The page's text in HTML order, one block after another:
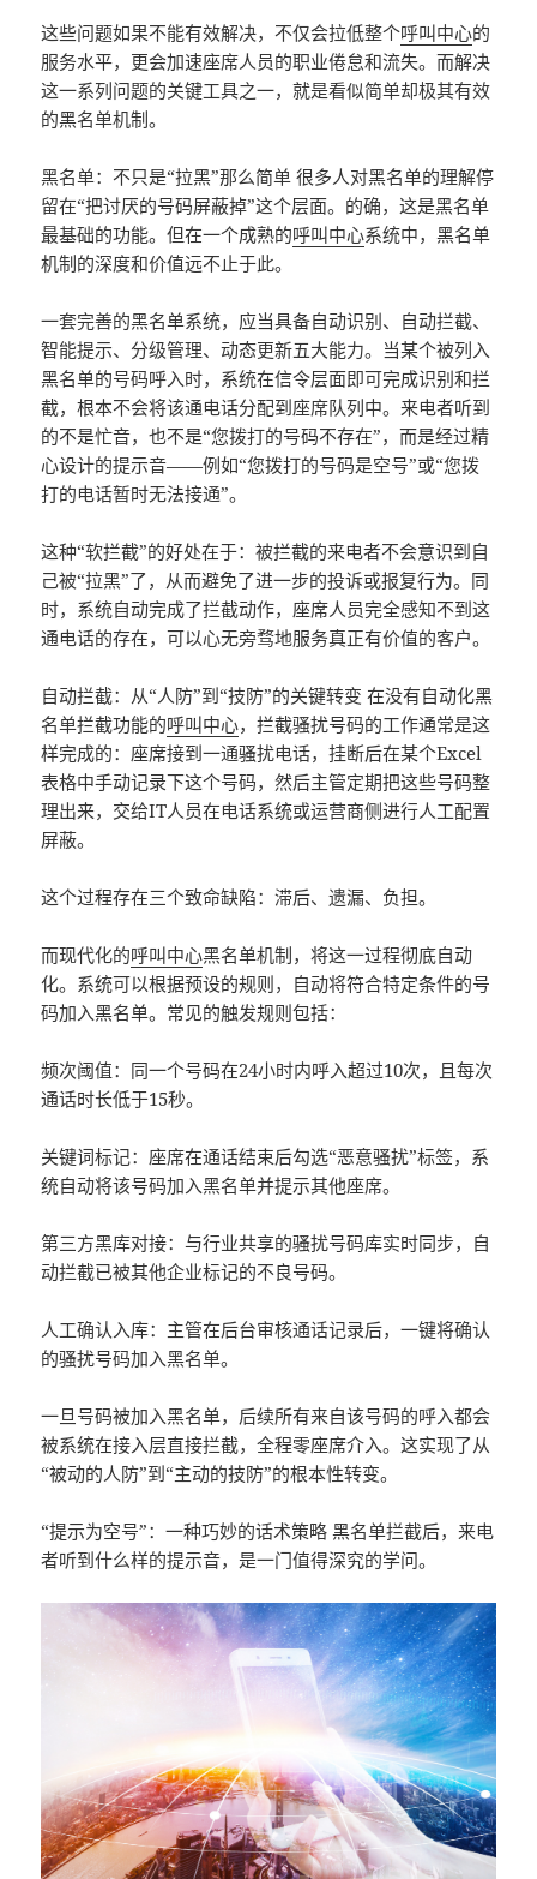
这些问题如果不能有效解决，不仅会拉低整个呼叫中心的
服务水平，更会加速座席人员的职业倦怠和流失。而解决
这一系列问题的关键工具之一，就是看似简单却极其有效
的黑名单机制。
黑名单：不只是“拉黑”那么简单 很多人对黑名单的理解停
留在“把讨厌的号码屏蔽掉”这个层面。的确，这是黑名单
最基础的功能。但在一个成熟的呼叫中心系统中，黑名单
机制的深度和价值远不止于此。
一套完善的黑名单系统，应当具备自动识别、自动拦截、
智能提示、分级管理、动态更新五大能力。当某个被列入
黑名单的号码呼入时，系统在信令层面即可完成识别和拦
截，根本不会将该通电话分配到座席队列中。来电者听到
的不是忙音，也不是“您拨打的号码不存在”，而是经过精
心设计的提示音——例如“您拨打的号码是空号”或“您拨
打的电话暂时无法接通”。
这种“软拦截”的好处在于：被拦截的来电者不会意识到自
己被“拉黑”了，从而避免了进一步的投诉或报复行为。同
时，系统自动完成了拦截动作，座席人员完全感知不到这
通电话的存在，可以心无旁骛地服务真正有价值的客户。
自动拦截：从“人防”到“技防”的关键转变 在没有自动化黑
名单拦截功能的呼叫中心，拦截骚扰号码的工作通常是这
样完成的：座席接到一通骚扰电话，挂断后在某个Excel
表格中手动记录下这个号码，然后主管定期把这些号码整
理出来，交给IT人员在电话系统或运营商侧进行人工配置
屏蔽。
这个过程存在三个致命缺陷：滞后、遗漏、负担。
而现代化的呼叫中心黑名单机制，将这一过程彻底自动
化。系统可以根据预设的规则，自动将符合特定条件的号
码加入黑名单。常见的触发规则包括：
频次阈值：同一个号码在24小时内呼入超过10次，且每次
通话时长低于15秒。
关键词标记：座席在通话结束后勾选“恶意骚扰”标签，系
统自动将该号码加入黑名单并提示其他座席。
第三方黑库对接：与行业共享的骚扰号码库实时同步，自
动拦截已被其他企业标记的不良号码。
人工确认入库：主管在后台审核通话记录后，一键将确认
的骚扰号码加入黑名单。
一旦号码被加入黑名单，后续所有来自该号码的呼入都会
被系统在接入层直接拦截，全程零座席介入。这实现了从
“被动的人防”到“主动的技防”的根本性转变。
“提示为空号”：一种巧妙的话术策略 黑名单拦截后，来电
者听到什么样的提示音，是一门值得深究的学问。